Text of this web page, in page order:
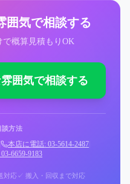
囲気で相談する
概算見積もりOK
囲気で相談する
談方法
本店に電話: 03-5614-2487
6659-9183
対応 ✓ 搬入・回収まで対応